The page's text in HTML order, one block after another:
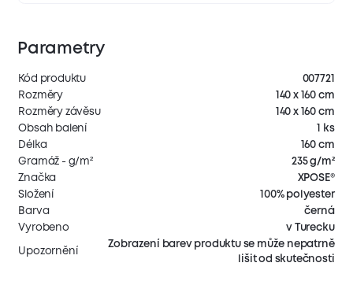
Parametry
Kód produktu
007721
Rozměry
140 x 160 cm
Rozměry závěsu
140 x 160 cm
Obsah balení
1 ks
Délka
160 cm
Gramáž - g/m²
235 g/m²
Značka
XPOSE®
Složení
100% polyester
Barva
černá
Vyrobeno
v Turecku
Upozornění
Zobrazení barev produktu se může nepatrně
lišit od skutečnosti